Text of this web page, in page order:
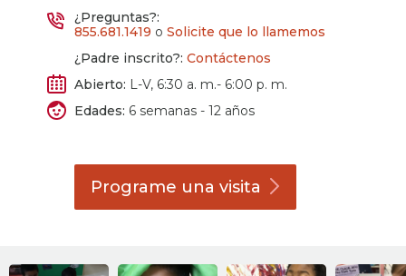
¿Preguntas?:
855.681.1419 o Solicite que lo llamemos
¿Padre inscrito?: Contáctenos
Abierto: L-V, 6:30 a. m.- 6:00 p. m.
Edades: 6 semanas - 12 años
Programe unavisita